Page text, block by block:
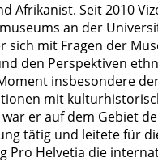
Afrikanist. Seit 2010
an der
sich mit Fragen der
den Perspektiven
insbesondere
mit
er auf dem Gebiet
tätig und leitete für
Pro Helvetia die